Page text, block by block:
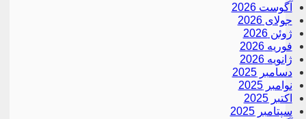
آگوست 2026
جولای 2026
ژوئن 2026
فوریه 2026
ژانویه 2026
دسامبر 2025
نوامبر 2025
اکتبر 2025
سپتامبر 2025